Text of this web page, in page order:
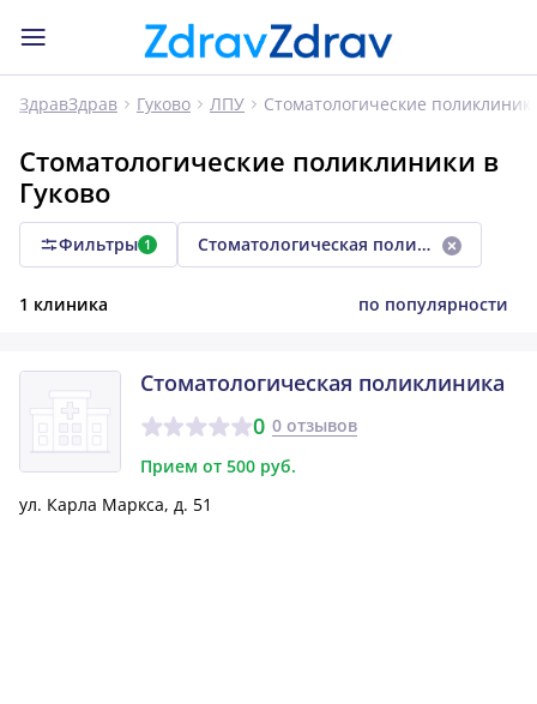
ЗдравЗдрав Гуково ЛПУ Стоматологические
Стоматологические поликлиники в
Гуково
Фильтры 1 Стоматологическая поликлиника
1 клиника по популярности
Стоматологическая поликлиника
0 0 отзывов
Прием от 500 руб.
ул. Карла Маркса, д. 51